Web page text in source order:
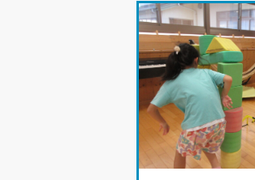
長田保育園
キッズうえ
ひかり保育
風の丘
いなこ保
ウイングう
ゆめが丘保
梨ノ木診療